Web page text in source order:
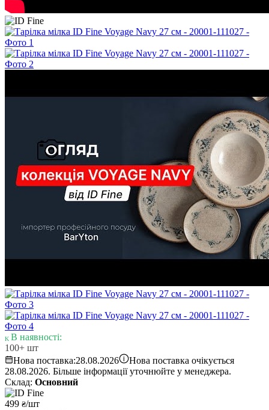
В наявності:
100+ шт
Нова поставка:28.08.2026 i Нова поставка очікується
28.08.2026. Більше інформації уточнюйте у менеджера.
Склад: Основний
499 ₴/шт